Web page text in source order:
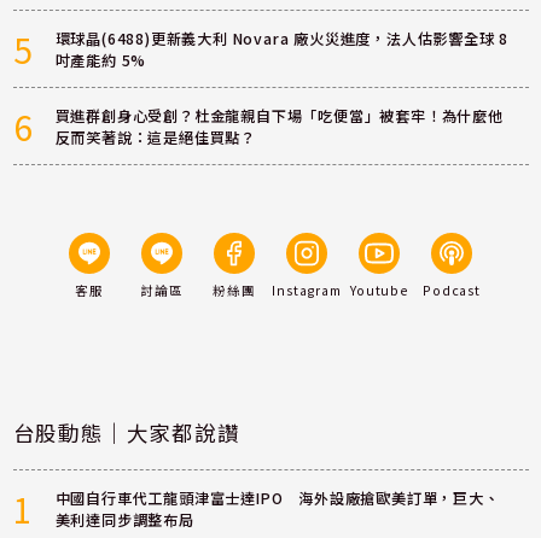
5
環球晶(6488)更新義大利 Novara 廠火災進度，法人估影響全球 8
吋產能約 5%
6
買進群創身心受創？杜金龍親自下場「吃便當」被套牢！為什麼他
反而笑著說：這是絕佳買點？
客服 討論區 粉絲團 Instagram Youtube Podcast
台股動態｜大家都說讚
1
中國自行車代工龍頭津富士達IPO 海外設廠搶歐美訂單，巨大、
美利達同步調整布局